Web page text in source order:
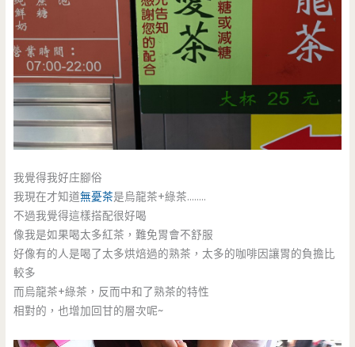
我覺得我好庄腳俗
我現在才知道無憂茶是烏龍茶+綠茶……..
不過我覺得這樣搭配很好喝
像我是如果喝太多紅茶，難免胃會不舒服
好像有的人是喝了太多烘焙過的熟茶，太多的咖啡因讓胃的負擔比
較多
而烏龍茶+綠茶，反而中和了熟茶的特性
相對的，也增加回甘的層次呢~